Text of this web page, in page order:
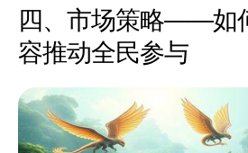
四、市场策略——如
容推动全民参与